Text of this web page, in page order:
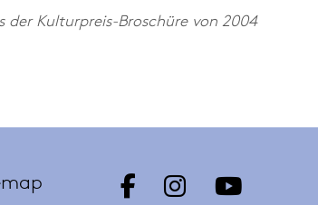
der Kulturpreis-Broschüre von 2004